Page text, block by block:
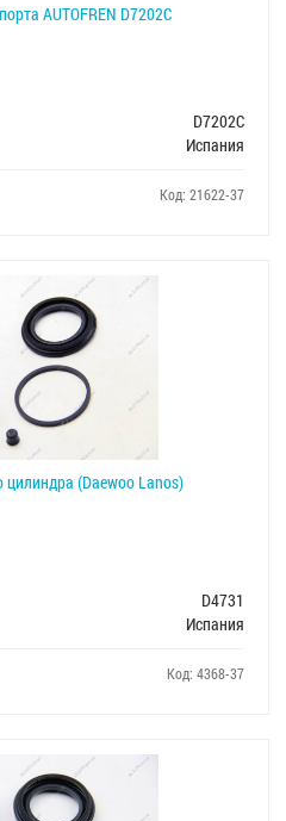
AUTOFREN D7202C
D7202C
Испания
Код: 21622-37
цилиндра (Daewoo Lanos)
D4731
Испания
Код: 4368-37